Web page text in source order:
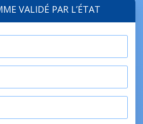
VALIDÉ PAR L’ÉTAT